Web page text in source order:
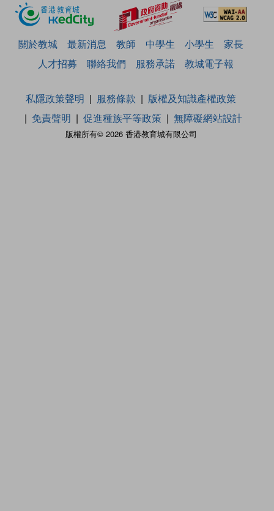
關於教城 最新消息 教師 中學生 小學生
家長
人才招募
聯絡我們 服務承諾 教城電子報
版權所有© 2026 香港教育城有限公司
私隱政策聲明 服務條款
版權及知識產權政策
免責聲明
促進種族平等政策 無障礙網站設計